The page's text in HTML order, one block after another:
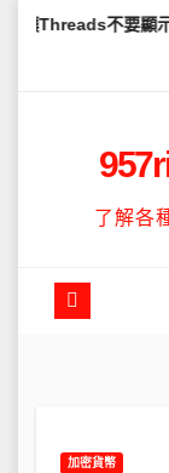
Skip顯示IG？完整教學
了解各
加密貨幣